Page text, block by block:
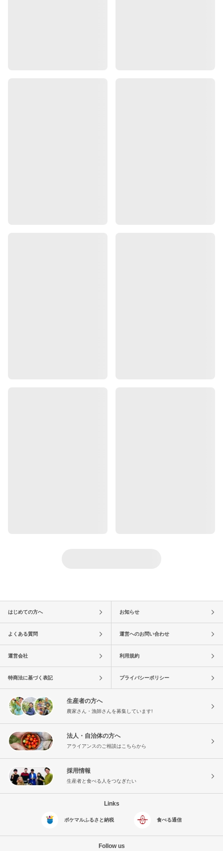
はじめての方へ お知らせ
よくある質問 運営へのお問い合わせ
運営会社 利用規約
特商法に基づく表記 プライバシーポリシー
生産者の方へ
農家さん・漁師さんを募集しています!
法人・自治体の方へ
アライアンスのご相談はこちらから
採用情報
生産者と食べる人をつなぎたい
Links
ポケマルふるさと納税 食べる通信
Follow us